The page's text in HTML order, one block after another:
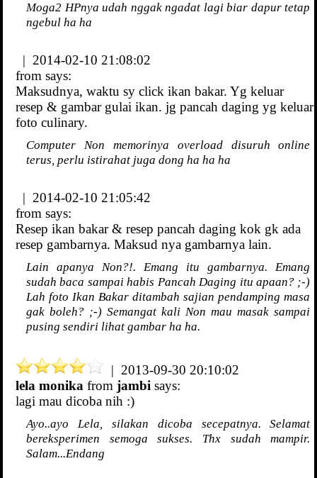
Moga2 HPnya udah nggak ngadat lagi biar dapur tetap
ngebul ha ha
| 2014-02-10 21:08:02
from says:
Maksudnya, waktu sy click ikan bakar. Yg keluar
resep & gambar gulai ikan. jg pancah daging yg keluar
foto culinary.
Computer Non memorinya overload disuruh online
terus, perlu istirahat juga dong ha ha ha
| 2014-02-10 21:05:42
from says:
Resep ikan bakar & resep pancah daging kok gk ada
resep gambarnya. Maksud nya gambarnya lain.
Lain apanya Non?!. Emang itu gambarnya. Emang
sudah baca sampai habis Pancah Daging itu apaan? ;-)
Lah foto Ikan Bakar ditambah sajian pendamping masa
gak boleh? ;-) Semangat kali Non mau masak sampai
pusing sendiri lihat gambar ha ha.
| 2013-09-30 20:10:02
lela monika from jambi says:
lagi mau dicoba nih :)
Ayo..ayo Lela, silakan dicoba secepatnya. Selamat
bereksperimen semoga sukses. Thx sudah mampir.
Salam...Endang